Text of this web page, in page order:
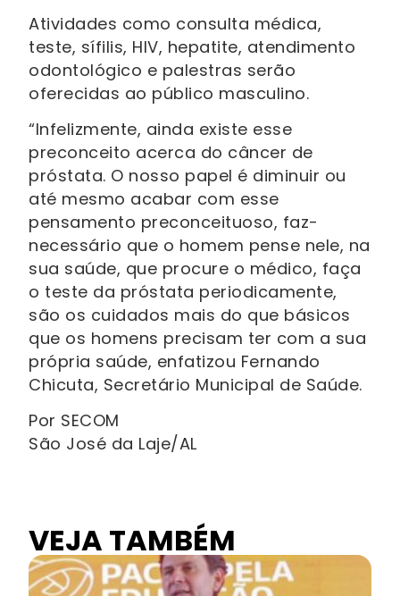
Atividades como consulta médica,
teste, sífilis, HIV, hepatite, atendimento
odontológico e palestras serão
oferecidas ao público masculino.
“Infelizmente, ainda existe esse
preconceito acerca do câncer de
próstata. O nosso papel é diminuir ou
até mesmo acabar com esse
pensamento preconceituoso, faz-
necessário que o homem pense nele, na
sua saúde, que procure o médico, faça
o teste da próstata periodicamente,
são os cuidados mais do que básicos
que os homens precisam ter com a sua
própria saúde, enfatizou Fernando
Chicuta, Secretário Municipal de Saúde.
Por SECOM
São José da Laje/AL
VEJA TAMBÉM